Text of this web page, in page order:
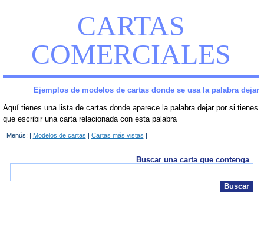
CARTAS
COMERCIALES
Ejemplos de modelos de cartas donde se usa la palabra dejar
Aquí tienes una lista de cartas donde aparece la palabra dejar por si tienes
que escribir una carta relacionada con esta palabra
Menús: | Modelos de cartas Cartas más vistas
Buscar una carta que contenga